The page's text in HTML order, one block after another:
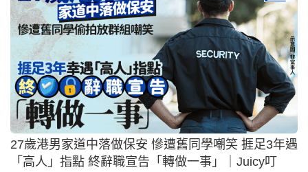
27歲港男家道中落做保安 慘遭舊同學嘲笑 捱足3年遇
「高人」指點 終辭職宣告「轉做一事」｜Juicy叮